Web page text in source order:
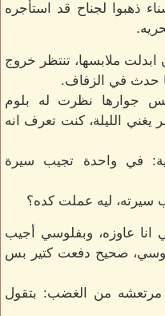
ذهبوا لجناح قد استأجره
ملابسها، تنتظر خروج
حدث في الزفاف.
جوارها نظرت له بلوم
الليلة، كنت تعرف انه
في واحدة تجيب سيرة
سيرته، ليه عملت كده؟
انا عاوزه، وبفلوسي أجيب
صحيح دفعت كتير بس
من الغضب: بتقول